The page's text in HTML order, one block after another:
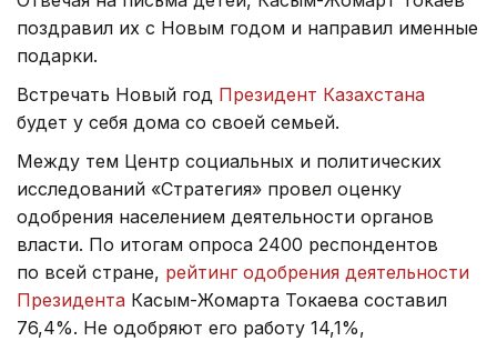
поздравил их с Новым годом и направил именные
подарки.
Встречать Новый год Президент Казахстана
будет у себя дома со своей семьей.
Между тем Центр социальных и политических
исследований «Стратегия» провел оценку
одобрения населением деятельности органов
власти. По итогам опроса 2400 респондентов
по всей стране, рейтинг одобрения деятельности
Президента Касым-Жомарта Токаева составил
76,4%. Не одобряют его работу 14,1%,